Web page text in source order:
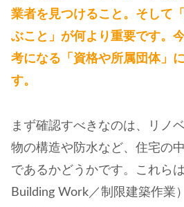
業者を見つけること。そして
ぶこと」が何より重要です。
考になる「資格や所属団体」
す。
まず確認すべきなのは、リノ
物の構造や防水など、住宅の
であるかどうかです。これら
Building Work／制限建築作業